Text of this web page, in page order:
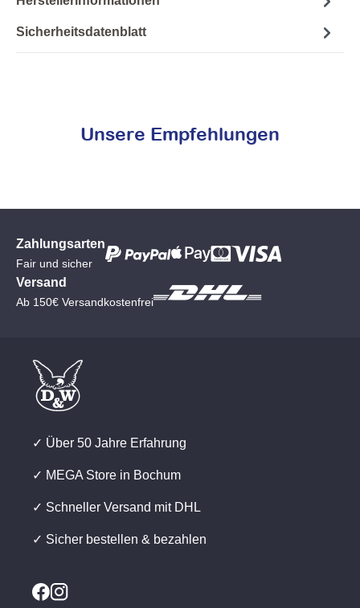
Sicherheitsdatenblatt
Unsere Empfehlungen
Zahlungsarten
Fair und sicher
Versand
Ab 150€ Versandkostenfrei
✓ Über 50 Jahre Erfahrung
✓ MEGA Store in Bochum
✓ Schneller Versand mit DHL
✓ Sicher bestellen & bezahlen